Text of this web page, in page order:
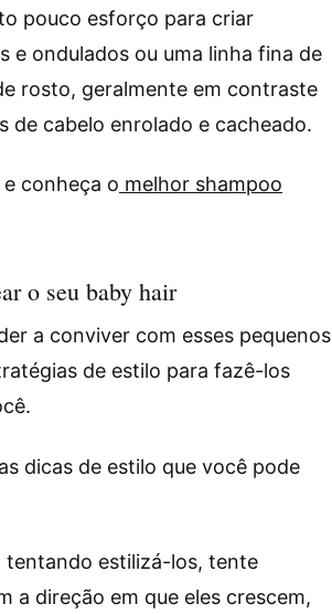
pouco esforço para criar
e ondulados ou uma linha fina de
rosto, geralmente em contraste
de cabelo enrolado e cacheado.
conheça o melhor shampoo
o seu baby hair
a conviver com esses pequenos
de estilo para fazê-los
dicas de estilo que você pode
tentando estilizá-los, tente
a direção em que eles crescem,